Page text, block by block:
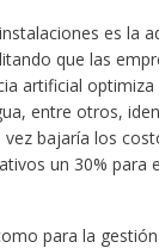
es la
que las
artificial
entre otros,
bajaría los
un 30% para
para la